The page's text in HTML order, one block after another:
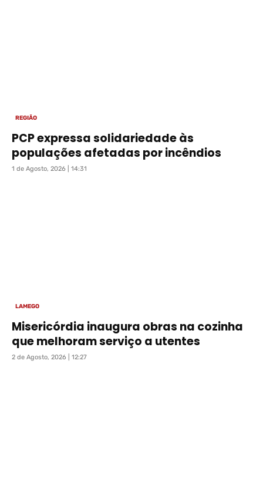
REGIÃO
PCP expressa solidariedade às
populações afetadas por incêndios
1 de Agosto, 2026 | 14:31
LAMEGO
Misericórdia inaugura obras na cozinha
que melhoram serviço a utentes
2 de Agosto, 2026 | 12:27